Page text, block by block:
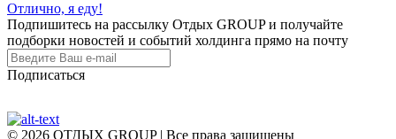
Отлично, я еду!
Подпишитесь на рассылку Отдых GROUP и получайте
подборки новостей и событий холдинга прямо на почту
Подписаться
© 2026 ОТДЫХ GROUP | Все права защищены